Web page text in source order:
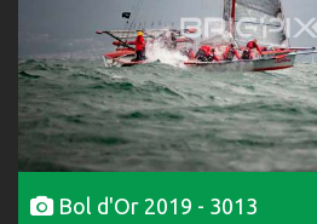
Bol d'Or 2019 - 3013